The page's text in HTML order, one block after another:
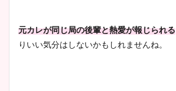
元カレが同じ局の後輩と熱愛が報じられる
りいい気分はしないかもしれませんね。